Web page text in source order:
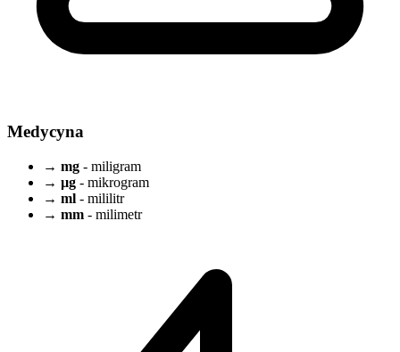
Medycyna
→ mg - miligram
→ µg - mikrogram
→ ml - mililitr
→ mm - milimetr